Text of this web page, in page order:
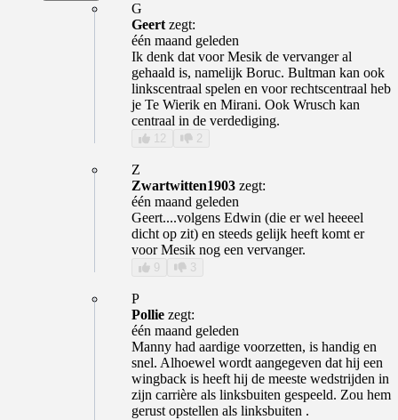
G
Geert zegt:
één maand geleden
Ik denk dat voor Mesik de vervanger al
gehaald is, namelijk Boruc. Bultman kan ook
linkscentraal spelen en voor rechtscentraal heb
je Te Wierik en Mirani. Ook Wrusch kan
centraal in de verdediging.
12 2
Z
Zwartwitten1903 zegt:
één maand geleden
Geert....volgens Edwin (die er wel heeeel
dicht op zit) en steeds gelijk heeft komt er
voor Mesik nog een vervanger.
9 3
P
Pollie zegt:
één maand geleden
Manny had aardige voorzetten, is handig en
snel. Alhoewel wordt aangegeven dat hij een
wingback is heeft hij de meeste wedstrijden in
zijn carrière als linksbuiten gespeeld. Zou hem
gerust opstellen als linksbuiten .